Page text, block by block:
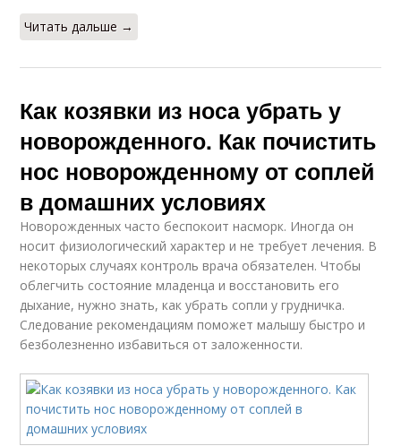
Читать дальше →
Как козявки из носа убрать у
новорожденного. Как почистить
нос новорожденному от соплей
в домашних условиях
Новорожденных часто беспокоит насморк. Иногда он
носит физиологический характер и не требует лечения. В
некоторых случаях контроль врача обязателен. Чтобы
облегчить состояние младенца и восстановить его
дыхание, нужно знать, как убрать сопли у грудничка.
Следование рекомендациям поможет малышу быстро и
безболезненно избавиться от заложенности.